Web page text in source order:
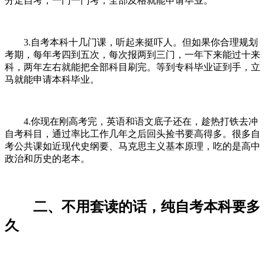
3.自考本科十几门课，听起来挺吓人。但如果你合理规划
考期，每年考四到五次，每次报两到三门，一年下来能过十来
科，两年左右就能把全部科目刷完。等到专科毕业证到手，立
马就能申请本科毕业。
4.你现在刚高考完，英语和语文底子还在，趁热打铁去冲
自考科目，通过率比工作几年之后回头捡书要高得多。很多自
考公共课如近现代史纲要、马克思主义基本原理，吃的是高中
政治和历史的老本。
二、不用套读的话，纯自考本科要多
久